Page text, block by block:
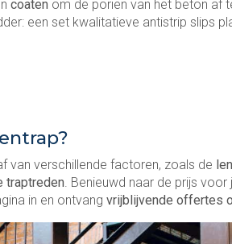
coaten om de poriën van het beton af
een set kwalitatieve antistrip slips
van verschillende factoren, zoals de
traptreden. Benieuwd naar de prijs voor
in en ontvang vrijblijvende offertes